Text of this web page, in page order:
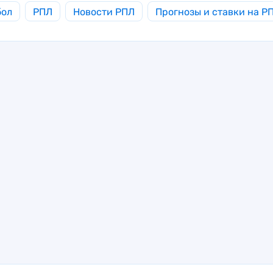
РПЛ Новости РПЛ Прогнозы и ставки на